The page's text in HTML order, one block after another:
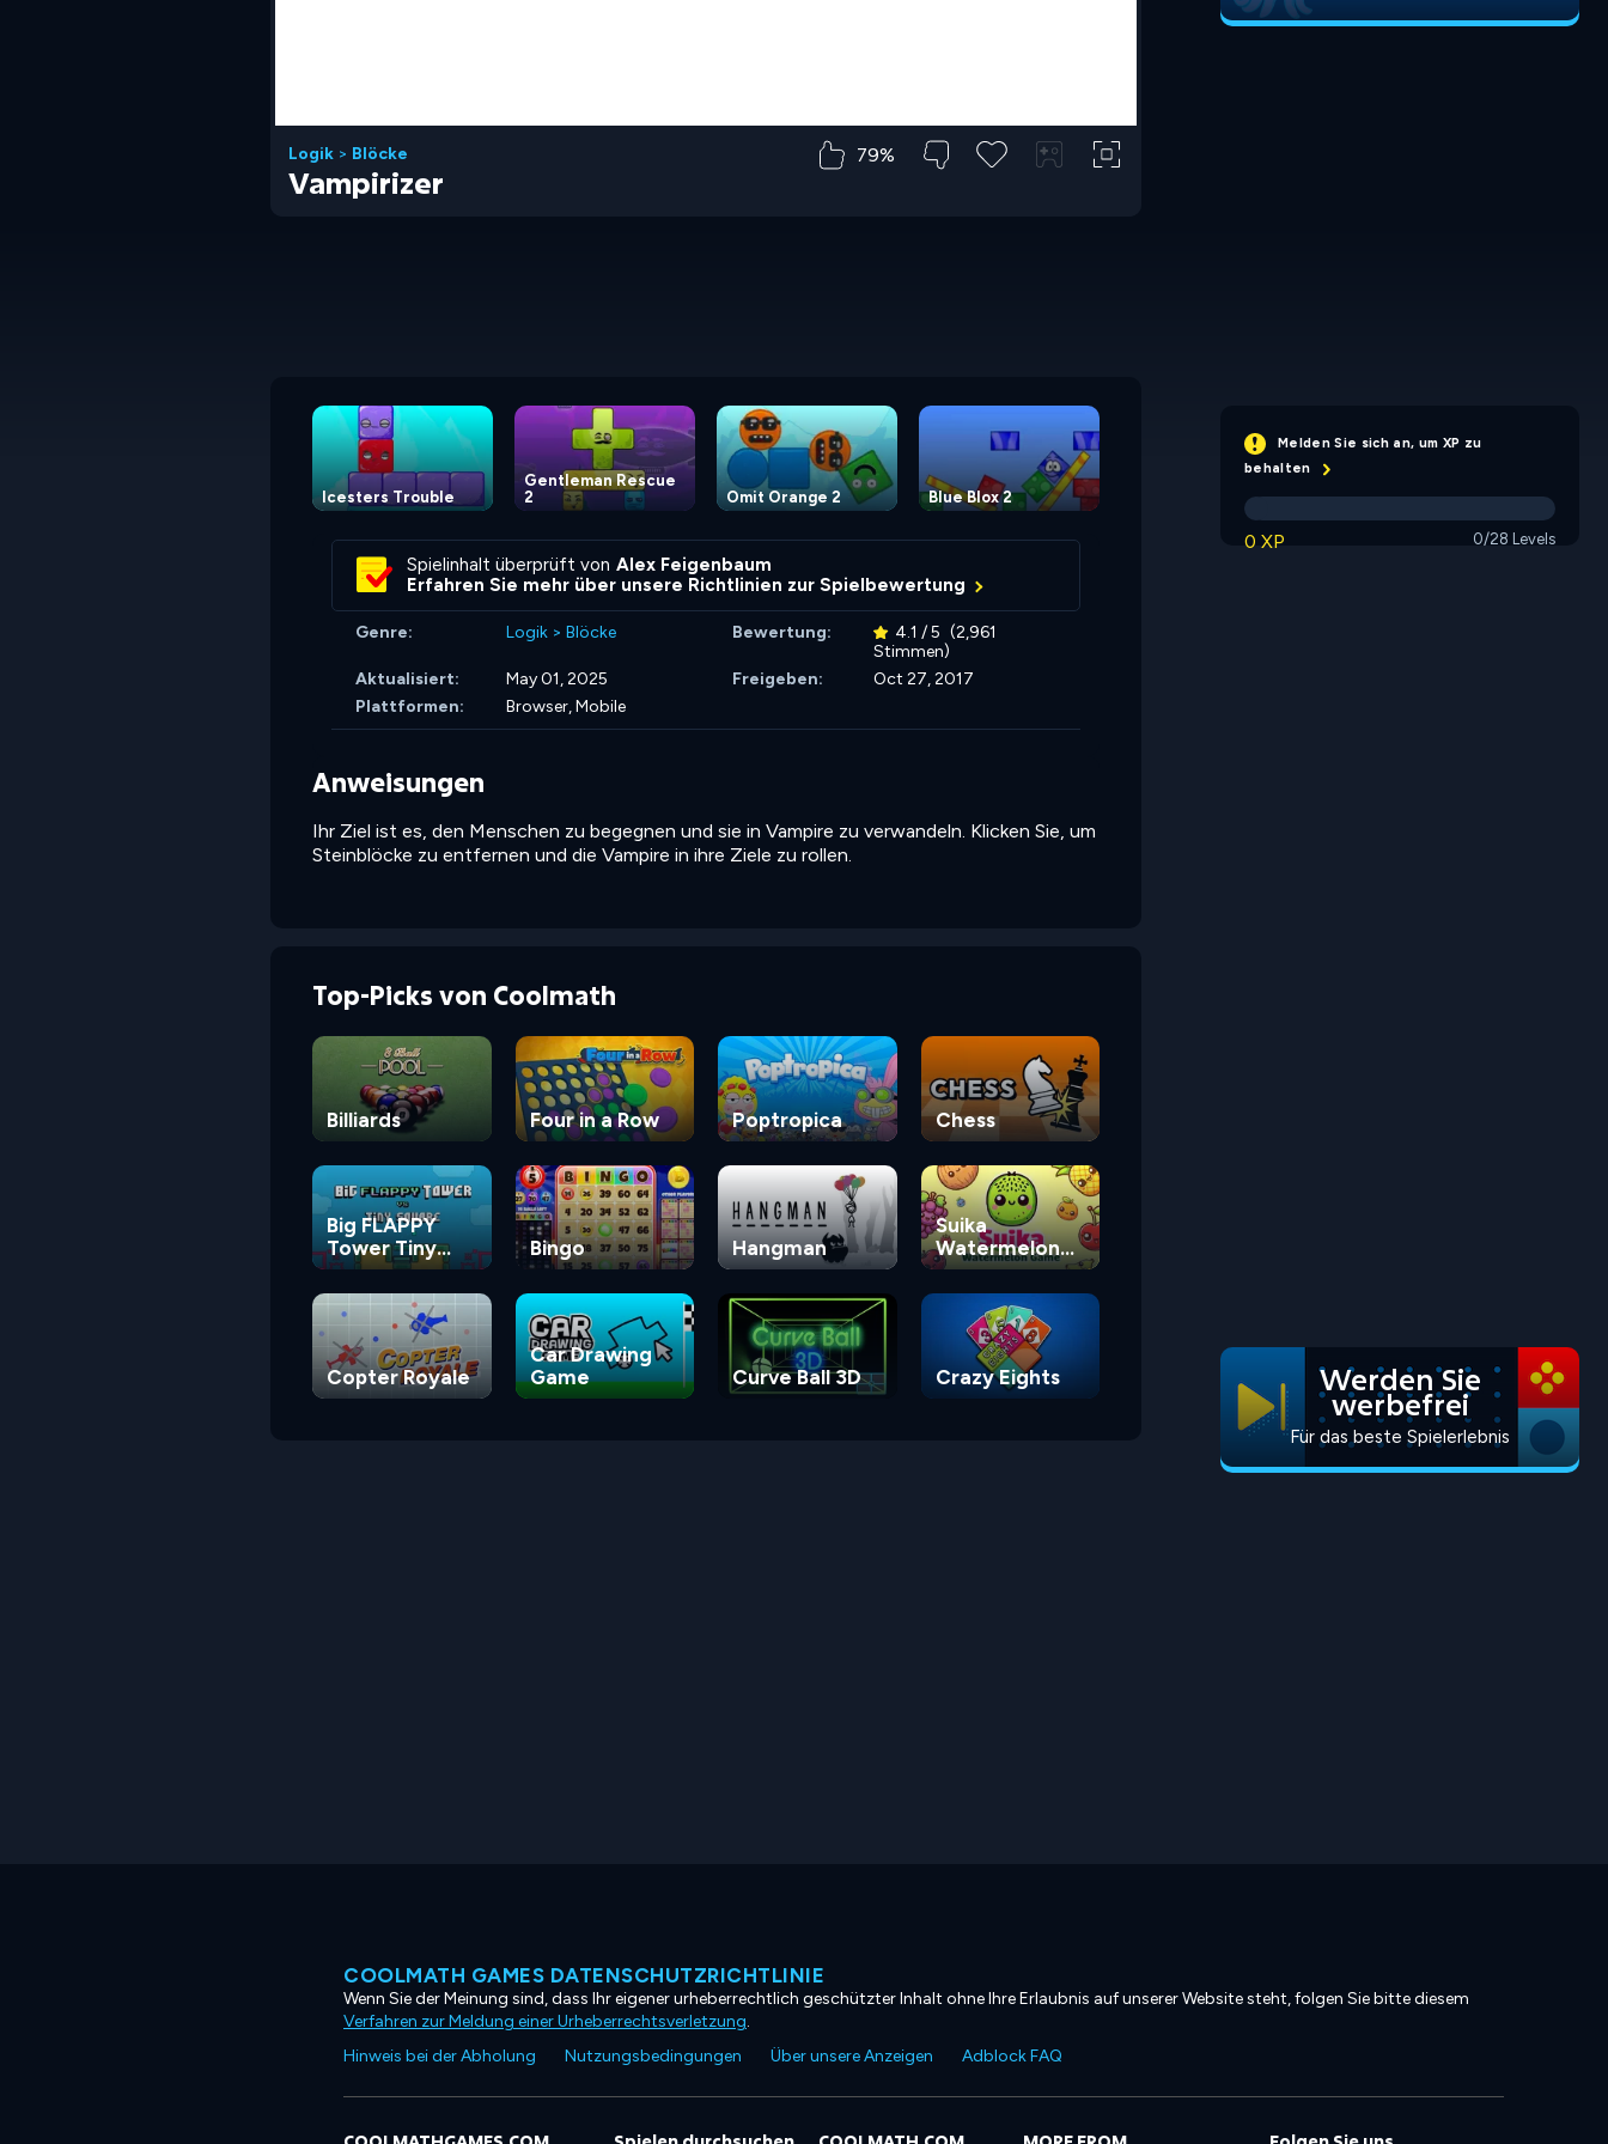
Logik > Blöcke 79%
Vampirizer
Icesters Trouble
Gentleman Rescue
2
Omit Orange 2 Blue Blox 2
Spielinhalt überprüft von Alex Feigenbaum
Erfahren Sie mehr über unsere Richtlinien zur Spielbewertung
Genre: Logik > Blöcke Bewertung: 4.1 / 5 (2,961
Stimmen)
Aktualisiert:
May 01, 2025 Freigeben:
Oct 27, 2017
Plattformen:
Browser, Mobile
Anweisungen
Ihr Ziel ist es, den Menschen zu begegnen und sie in Vampire zu verwandeln. Klicken Sie, um
Steinblöcke zu entfernen und die Vampire in ihre Ziele zu rollen.
Top-Picks von Coolmath
Billiards Four in a Row Poptropica Chess
Big FLAPPY
Tower Tiny
Square
Bingo Hangman
Suika
Watermelon
Game
Copter Royale
Car Drawing
Game
Curve Ball 3D Crazy Eights
Melden Sie sich an, um XP zu
behalten
0 XP 0/28 Levels
Werden Sie
werbefrei
Für das beste Spielerlebnis
COOLMATH GAMES DATENSCHUTZRICHTLINIE
Wenn Sie der Meinung sind, dass Ihr eigener urheberrechtlich geschützter Inhalt ohne Ihre Erlaubnis auf unserer Website steht, folgen Sie bitte diesem
Verfahren zur Meldung einer Urheberrechtsverletzung.
Hinweis bei der Abholung
Nutzungsbedingungen Über unsere Anzeigen Adblock FAQ